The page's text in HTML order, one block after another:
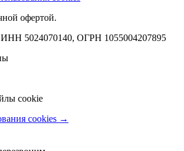
офертой.
5024070140, ОГРН 1055004207895
cookie
cookies →